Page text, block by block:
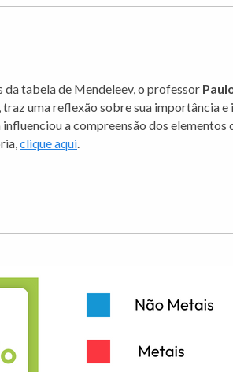
da tabela de Mendeleev, o professor
traz uma reflexão sobre sua importância
a compreensão dos elementos
clique aqui.